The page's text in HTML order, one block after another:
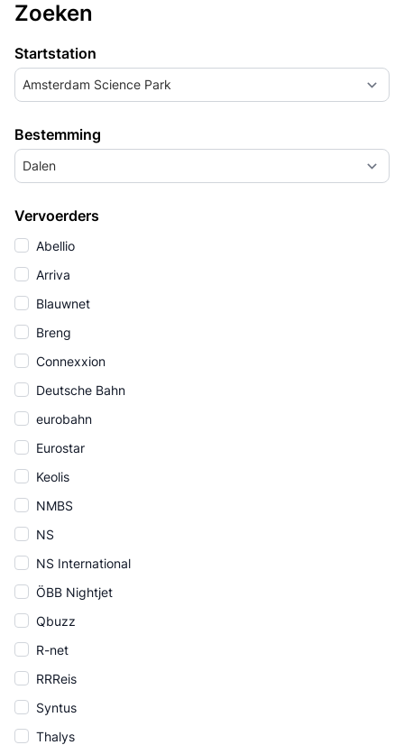
Zoeken
Startstation
Amsterdam Science Park
Bestemming
Dalen
Vervoerders
Abellio
Arriva
Blauwnet
Breng
Connexxion
Deutsche Bahn
eurobahn
Eurostar
Keolis
NMBS
NS
NS International
ÖBB Nightjet
Qbuzz
R-net
RRReis
Syntus
Thalys